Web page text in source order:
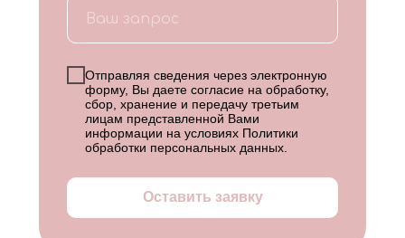
Отправляя сведения через электронную
форму, Вы даете согласие на обработку,
сбор, хранение и передачу третьим
лицам представленной Вами
информации на условиях Политики
обработки персональных данных
Оставить заявку